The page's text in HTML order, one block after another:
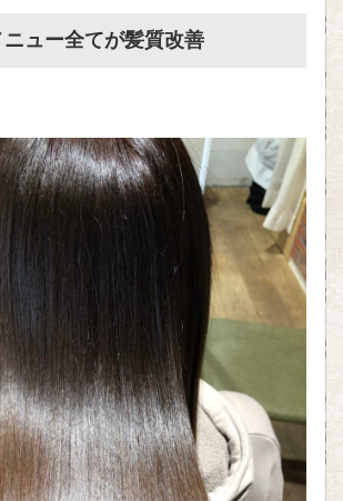
ニュー全てが髪質改善